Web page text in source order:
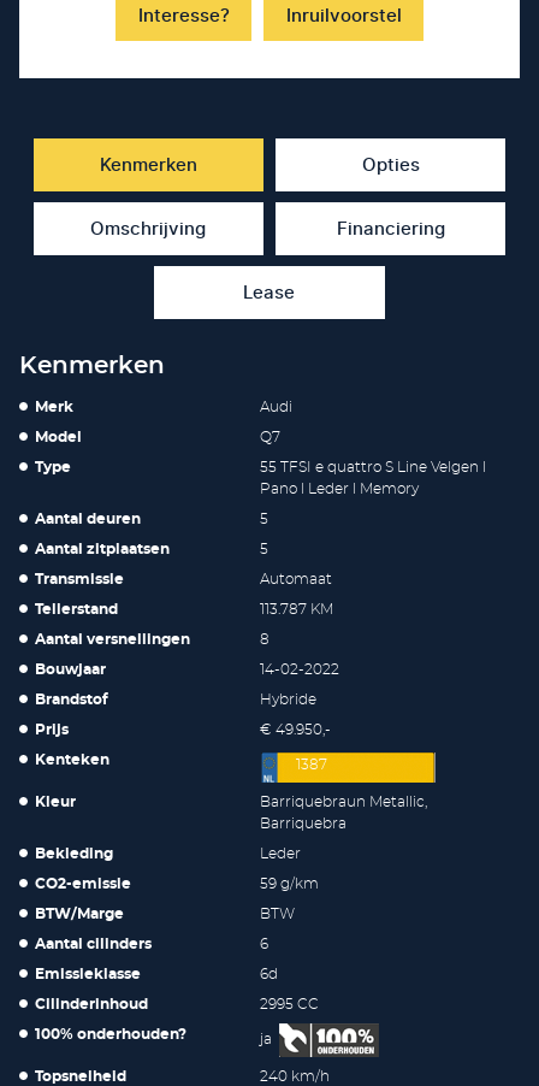
Interesse? Inruilvoorstel
Kenmerken Opties
Omschrijving Financiering
Lease
Kenmerken
Merk Audi
Model Q7
Type
55 TFSI e quattro S Line Velgen l
Pano l Leder l Memory
Aantal deuren 5
Aantal zitplaatsen 5
Transmissie Automaat
Tellerstand 113.787 KM
Aantal versnellingen 8
Bouwjaar 14-02-2022
Brandstof Hybride
Prijs € 49.950,-
Kenteken 1387
Kleur
Barriquebraun Metallic,
Barriquebra
Bekleding Leder
CO2-emissie 59 g/km
BTW/Marge BTW
Aantal cilinders 6
Emissieklasse 6d
Cilinderinhoud 2995 CC
100% onderhouden? ja
Topsnelheid 240 km/h